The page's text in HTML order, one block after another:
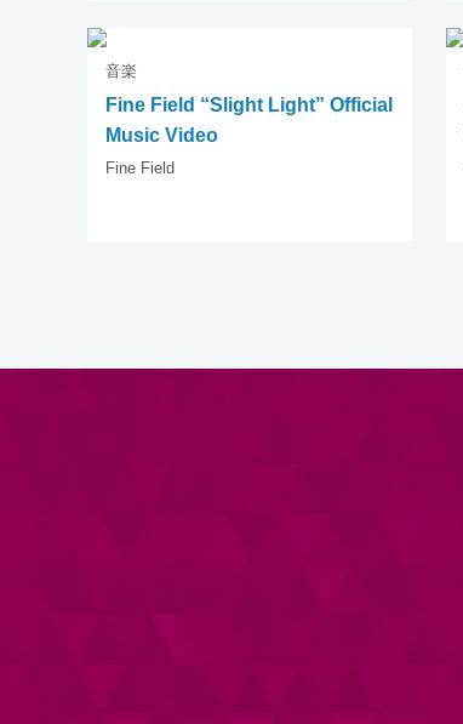
音楽
Fine Field “Slight Light” Official
Music Video
Fine Field